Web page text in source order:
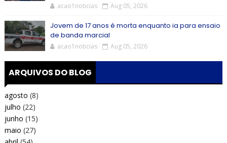
acao1noticias Aug 05, 2026
Jovem de 17 anos é morta enquanto ia para ensaio
de banda marcial
acao1noticias Aug 05, 2026
ARQUIVOS DO BLOG
agosto (8)
julho (22)
junho (15)
maio (27)